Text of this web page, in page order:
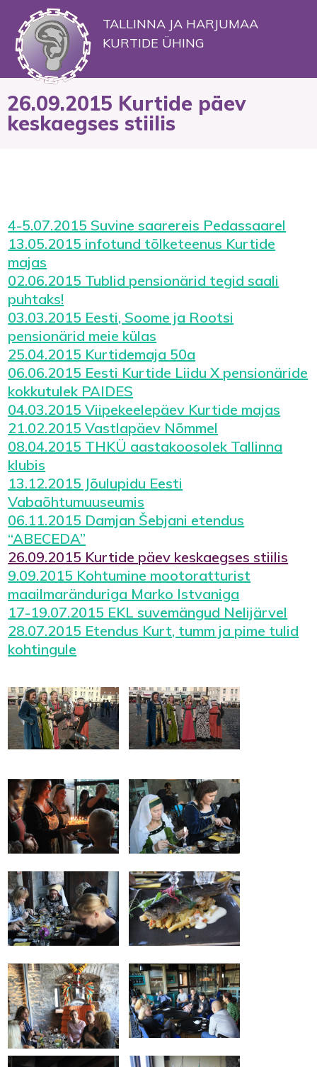
TALLINNA JA HARJUMAA
KURTIDE ÜHING
26.09.2015 Kurtide päev
keskaegses stiilis
4-5.07.2015 Suvine saarereis Pedassaarel
13.05.2015 infotund tõlketeenus Kurtide
majas
02.06.2015 Tublid pensionärid tegid saali
puhtaks!
03.03.2015 Eesti, Soome ja Rootsi
pensionärid meie külas
25.04.2015 Kurtidemaja 50a
06.06.2015 Eesti Kurtide Liidu X pensionäride
kokkutulek PAIDES
04.03.2015 Viipekeelepäev Kurtide majas
21.02.2015 Vastlapäev Nõmmel
08.04.2015 THKÜ aastakoosolek Tallinna
klubis
13.12.2015 Jõulupidu Eesti
Vabaõhtumuuseumis
06.11.2015 Damjan Šebjani etendus
“ABECEDA”
26.09.2015 Kurtide päev keskaegses stiilis
9.09.2015 Kohtumine mootoratturist
maailmaränduriga Marko Istvaniga
17-19.07.2015 EKL suvemängud Nelijärvel
28.07.2015 Etendus Kurt, tumm ja pime tulid
kohtingule